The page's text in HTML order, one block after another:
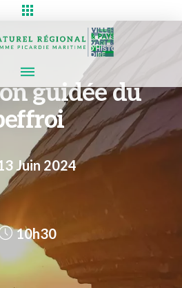
guidée du
Juin 2024
10h30